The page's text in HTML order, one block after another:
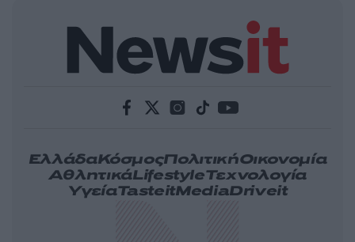
ΕλλάδαΚόσμοςΠολιτικήΟικονομία
ΑθλητικάLifestyleΤεχνολογία
ΥγείαTasteitMediaDriveit